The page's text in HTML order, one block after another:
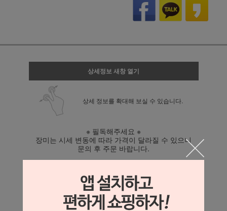
상세정보 새창 열기
상세 정보를 확대해 보실 수 있습니다.
※ 필독해주세요 ※
장미는 시세 변동에 따라 가격이 달라질 수 있으니
문의 후 주문 바랍니다.